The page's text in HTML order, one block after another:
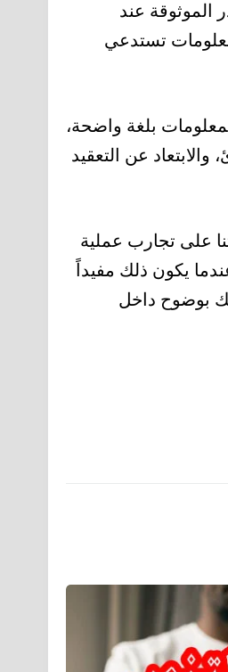
الموثوقة عند
تستدعي
بلغة واضحة،
عن التعقيد
على تجارب عملية
يكون ذلك مفيداً
بوضوح داخل